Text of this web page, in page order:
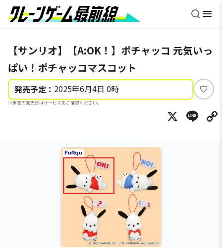
【サンリオ】【A:OK！】ポチャッコ 元気いっ
ぱい！ポチャッコマスコット
発売予定： 2025年6月4日 0時
※実際の発売日はサービスをご確認ください。
い
ね
X